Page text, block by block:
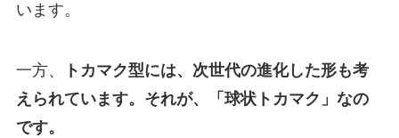
います。
一方、
トカマク型には、次世代の進化した形も考
えられています。それが、「球状トカマク」なの
です。